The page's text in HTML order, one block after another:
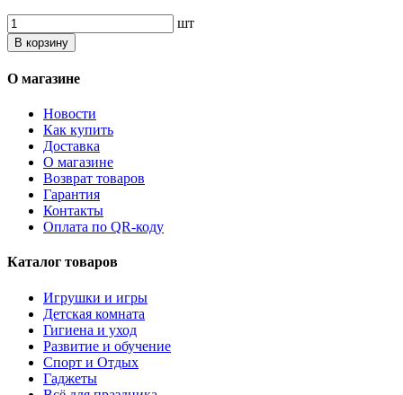
шт
В корзину
О магазине
Новости
Как купить
Доставка
О магазине
Возврат товаров
Гарантия
Контакты
Оплата по QR-коду
Каталог товаров
Игрушки и игры
Детская комната
Гигиена и уход
Развитие и обучение
Спорт и Отдых
Гаджеты